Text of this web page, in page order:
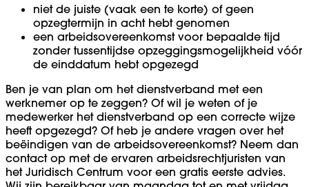
niet de juiste (vaak een te korte) of geen
opzegtermijn in acht hebt genomen
een arbeidsovereenkomst voor bepaalde tijd
zonder tussentijdse opzeggingsmogelijkheid vóór
de einddatum hebt opgezegd
Ben je van plan om het dienstverband met een
werknemer op te zeggen? Of wil je weten of je
medewerker het dienstverband op een correcte wijze
heeft opgezegd? Of heb je andere vragen over het
beëindigen van de arbeidsovereenkomst? Neem dan
contact op met de ervaren arbeidsrechtjuristen van
het Juridisch Centrum voor een gratis eerste advies.